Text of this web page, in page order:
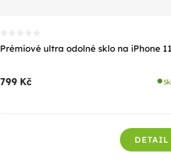
Prémiové ultra odolné sklo na iPhone 11
799 Kč
DETAIL